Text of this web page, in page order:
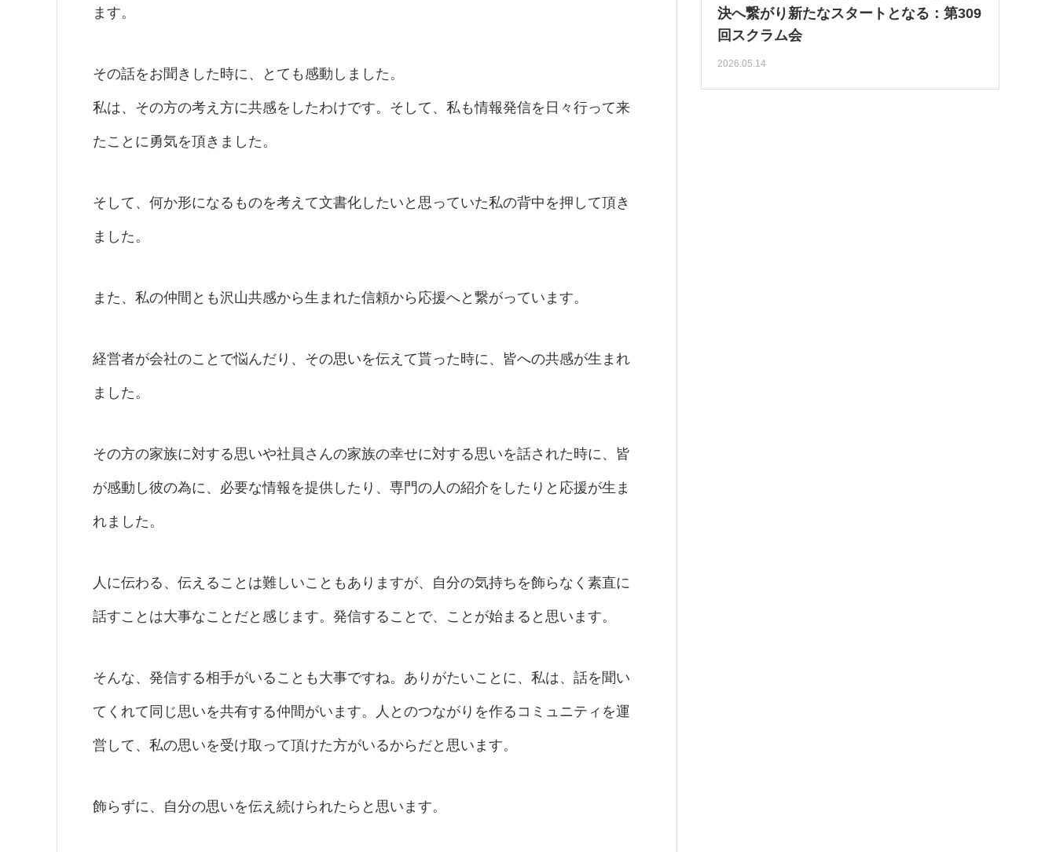
ます。
その話をお聞きした時に、とても感動しました。
私は、その方の考え方に共感をしたわけです。そして、私も情報発信を日々行って来
たことに勇気を頂きました。
そして、何か形になるものを考えて文書化したいと思っていた私の背中を押して頂き
ました。
また、私の仲間とも沢山共感から生まれた信頼から応援へと繋がっています。
経営者が会社のことで悩んだり、その思いを伝えて貰った時に、皆への共感が生まれ
ました。
その方の家族に対する思いや社員さんの家族の幸せに対する思いを話された時に、皆
が感動し彼の為に、必要な情報を提供したり、専門の人の紹介をしたりと応援が生ま
れました。
人に伝わる、伝えることは難しいこともありますが、自分の気持ちを飾らなく素直に
話すことは大事なことだと感じます。発信することで、ことが始まると思います。
そんな、発信する相手がいることも大事ですね。ありがたいことに、私は、話を聞い
てくれて同じ思いを共有する仲間がいます。人とのつながりを作るコミュニティを運
営して、私の思いを受け取って頂けた方がいるからだと思います。
飾らずに、自分の思いを伝え続けられたらと思います。
決へ繋がり新たなスタートとなる：第309
回スクラム会
2026.05.14